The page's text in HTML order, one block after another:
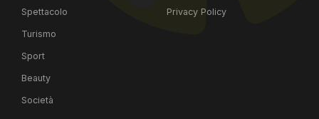
Spettacolo
Turismo
Sport
Beauty
Società
Privacy Policy